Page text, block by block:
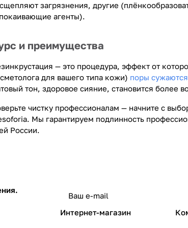
загрязнения, другие
агенты).
и преимущества
— это процедура, эффект от
для вашего типа кожи) поры сужаются
тон, здоровое сияние, становится более
чистку профессионалам — начните с
Мы гарантируем подлинность
России.
Интернет-магазин